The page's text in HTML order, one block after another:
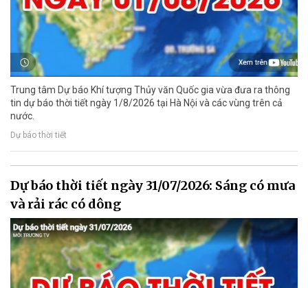
Trung tâm Dự báo Khí tượng Thủy văn Quốc gia vừa đưa ra thông
tin dự báo thời tiết ngày 1/8/2026 tại Hà Nội và các vùng trên cả
nước.
Dự báo thời tiết
Dự báo thời tiết ngày 31/07/2026: Sáng có mưa
và rải rác có dông